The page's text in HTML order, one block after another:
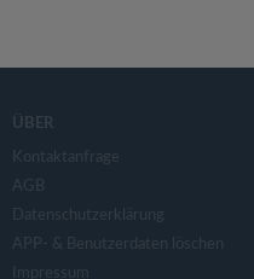
ÜBER
Kontaktanfrage
AGB
Datenschutzerklärung
APP- & Benutzerdaten löschen
Impressum